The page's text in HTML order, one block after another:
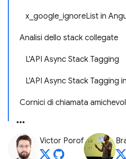
x_google_ignoreList in
Analisi dello stack collegate
L'API Async Stack Tagging
L'API Async Stack Tagging
Cornici di chiamata
Victor Porof